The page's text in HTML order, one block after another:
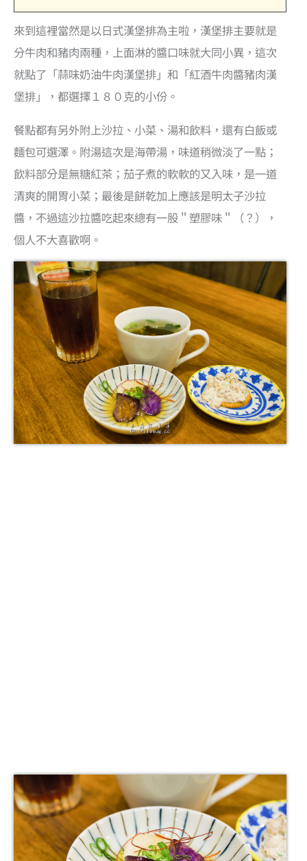
來到這裡當然是以日式漢堡排為主啦，漢堡排主要就是
分牛肉和豬肉兩種，上面淋的醬口味就大同小異，這次
就點了「蒜味奶油牛肉漢堡排」和「紅酒牛肉醬豬肉漢
堡排」，都選擇１８０克的小份。
餐點都有另外附上沙拉、小菜、湯和飲料，還有白飯或
麵包可選澤。附湯這次是海帶湯，味道稍微淡了一點；
飲料部分是無糖紅茶；茄子煮的軟軟的又入味，是一道
清爽的開胃小菜；最後是餅乾加上應該是明太子沙拉
醬，不過這沙拉醬吃起來總有一股＂塑膠味＂（？），
個人不大喜歡啊。